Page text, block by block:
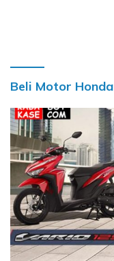
Beli Motor Honda